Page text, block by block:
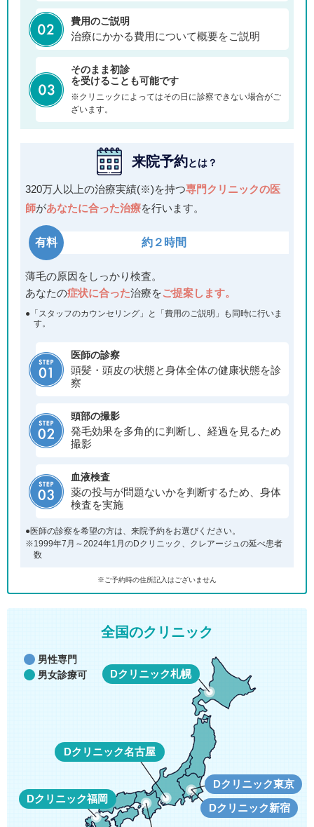
費用のご説明
治療にかかる費用について概要をご説明
そのまま初診
を受けることも可能です
※クリニックによってはその日に診察できない場合がご
ざいます。
来院予約とは？
320万人以上の治療実績(※)を持つ専門クリニックの医
師があなたに合った治療を行います。
有料 約２時間
薄毛の原因をしっかり検査。
あなたの症状に合った治療をご提案します。
●「スタッフのカウンセリング」と「費用のご説明」も同時に行いま
す。
医師の診察
頭髪・頭皮の状態と身体全体の健康状態を診
察
頭部の撮影
発毛効果を多角的に判断し、経過を見るため
撮影
血液検査
薬の投与が問題ないかを判断するため、身体
検査を実施
●医師の診察を希望の方は、来院予約をお選びください。
※1999年7月～2024年1月のDクリニック、クレアージュの延べ患者
数
※ご予約時の住所記入はございません
全国のクリニック
男性専門
男女診療可
Dクリニック札幌
Dクリニック名古屋
Dクリニック福岡
Dクリニック東京
Dクリニック新宿